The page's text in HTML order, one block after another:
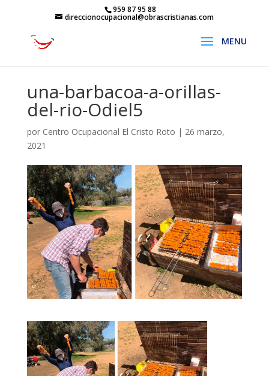
959 87 95 88
direccionocupacional@obrascristianas.com
una-barbacoa-a-orillas-
del-rio-Odiel5
por Centro Ocupacional El Cristo Roto | 26 marzo,
2021